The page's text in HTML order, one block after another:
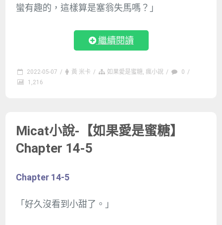
蠻有趣的，這樣算是塞翁失馬嗎？」
繼續閱讀
2022-05-07 / 黃 米卡 / 如果愛是蜜糖,瘋小說 / 0 /
1,216
Micat小說-【如果愛是蜜糖】
Chapter 14-5
Chapter 14-5
「好久沒看到小甜了。」